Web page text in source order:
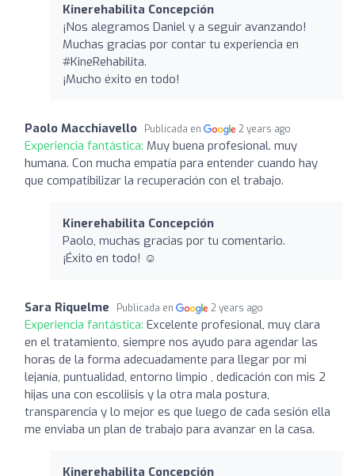
Kinerehabilita Concepción
¡Nos alegramos Daniel y a seguir avanzando!
Muchas gracias por contar tu experiencia en
#KineRehabilita.
¡Mucho éxito en todo!
Paolo Macchiavello Publicada en 2 years ago
Experiencia fantástica: Muy buena profesional. muy
humana. Con mucha empatía para entender cuando hay
que compatibilizar la recuperación con el trabajo.
Kinerehabilita Concepción
Paolo, muchas gracias por tu comentario.
¡Éxito en todo! ☺️
Sara Riquelme Publicada en 2 years ago
Experiencia fantástica: Excelente profesional, muy clara
en el tratamiento, siempre nos ayudo para agendar las
horas de la forma adecuadamente para llegar por mi
lejanía, puntualidad, entorno limpio , dedicación con mis 2
hijas una con escoliisis y la otra mala postura,
transparencia y lo mejor es que luego de cada sesión ella
me enviaba un plan de trabajo para avanzar en la casa.
Kinerehabilita Concepción